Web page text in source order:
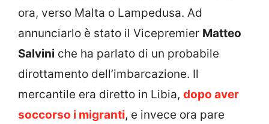
ora, verso Malta o Lampedusa. Ad
annunciarlo è stato il Vicepremier Matteo
Salvini che ha parlato di un probabile
dirottamento dell’imbarcazione. Il
mercantile era diretto in Libia, dopo aver
soccorso i migranti, e invece ora pare